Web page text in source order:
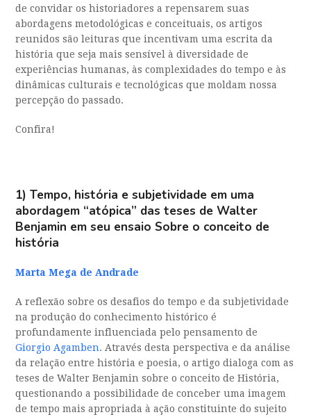
de convidar os historiadores a repensarem suas
abordagens metodológicas e conceituais, os artigos
reunidos são leituras que incentivam uma escrita da
história que seja mais sensível à diversidade de
experiências humanas, às complexidades do tempo e às
dinâmicas culturais e tecnológicas que moldam nossa
percepção do passado.
Confira!
1)Tempo, história e subjetividade em uma
abordagem “atópica” das teses de Walter
Benjamin em seu ensaio Sobre o conceito de
história
Marta Mega de Andrade
A reflexão sobre os desafios do tempo e da subjetividade
na produção do conhecimento histórico é
profundamente influenciada pelo pensamento de
Giorgio Agamben. Através desta perspectiva e da análise
da relação entre história e poesia, o artigo dialoga com as
teses de Walter Benjamin sobre o conceito de História,
questionando a possibilidade de conceber uma imagem
de tempo mais apropriada à ação constituinte do sujeito